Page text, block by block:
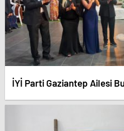
İYİ Parti Gaziantep Ailesi